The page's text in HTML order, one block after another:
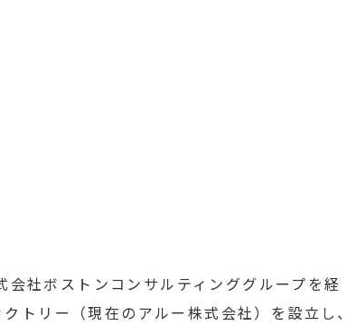
社ボストンコンサルティンググループを経
トリー（現在のアルー株式会社）を設立し、